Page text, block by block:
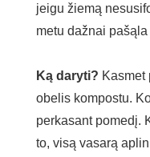
jeigu žiemą
metu dažnai
Ką daryti? Kasmet
obelis kompostu.
perkasant pomedį.
to, visą vasarą